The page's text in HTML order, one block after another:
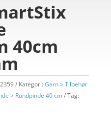
40cm
Kategori:Garn > Tilbehør
> Rundpinde 40 cm
Tag: